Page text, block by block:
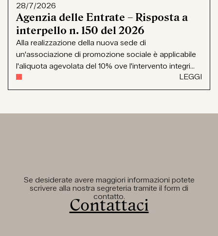
28/7/2026
Agenzia delle Entrate – Risposta a
interpello n. 150 del 2026
Alla realizzazione della nuova sede di
un'associazione di promozione sociale è applicabile
l'aliquota agevolata del 10% ove l'intervento integri...
LEGGI
Se desiderate avere maggiori informazioni potete
scrivere alla nostra segreteria tramite il form di
contatto.
Contattaci